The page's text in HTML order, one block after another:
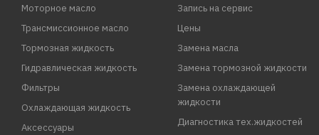
Моторное масло
Трансмиссионное масло
Тормозная жидкость
Гидравлическая жидкость
Фильтры
Охлаждающая жидкость
Аксессуары
Запись на сервис
Цены
Замена масла
Замена тормозной жидкости
Замена охлаждающей
жидкости
Диагностика тех.жидкостей